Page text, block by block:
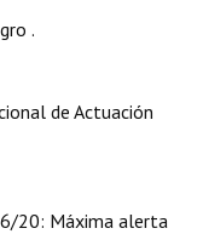
.
de Actuación
20: Máxima alerta